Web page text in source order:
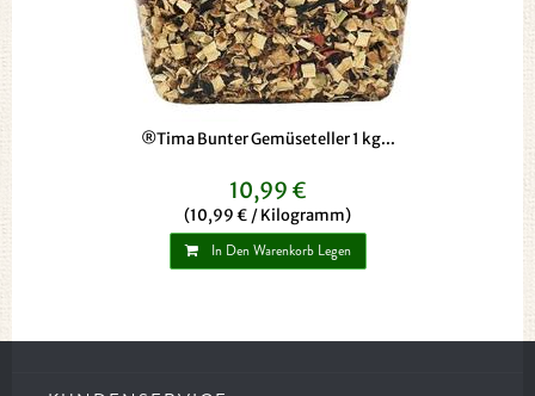
®Tima Bunter Gemüseteller 1 kg...
10,99 €
(10,99 € / Kilogramm)
In Den Warenkorb Legen